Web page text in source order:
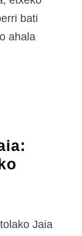
bati
ahala
Jaia